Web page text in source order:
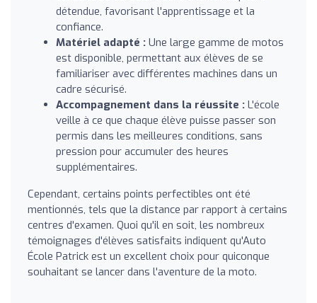
détendue, favorisant l'apprentissage et la
confiance.
Matériel adapté : Une large gamme de motos
est disponible, permettant aux élèves de se
familiariser avec différentes machines dans un
cadre sécurisé.
Accompagnement dans la réussite : L'école
veille à ce que chaque élève puisse passer son
permis dans les meilleures conditions, sans
pression pour accumuler des heures
supplémentaires.
Cependant, certains points perfectibles ont été
mentionnés, tels que la distance par rapport à certains
centres d'examen. Quoi qu'il en soit, les nombreux
témoignages d'élèves satisfaits indiquent qu'Auto
École Patrick est un excellent choix pour quiconque
souhaitant se lancer dans l'aventure de la moto.